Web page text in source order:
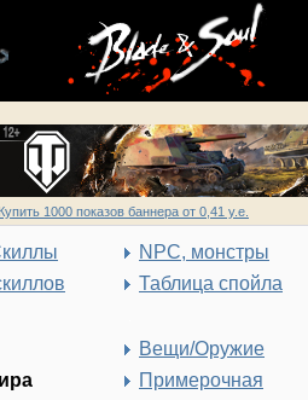
Купить 1000 показов баннера от 0,41 у.е.
NPC, монстры
Таблица спойла
Вещи/Оружие
Примерочная